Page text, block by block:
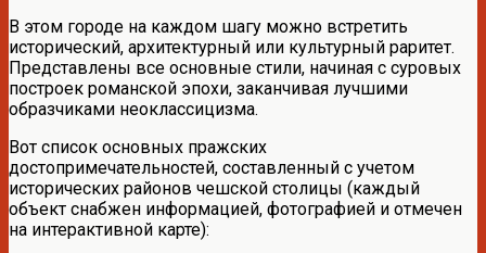
В этом городе на каждом шагу можно встретить
исторический, архитектурный или культурный раритет.
Представлены все основные стили, начиная с суровых
построек романской эпохи, заканчивая лучшими
образчиками неоклассицизма.
Вот список основных пражских
достопримечательностей, составленный с учетом
исторических районов чешской столицы (каждый
объект снабжен информацией, фотографией и отмечен
на интерактивной карте):